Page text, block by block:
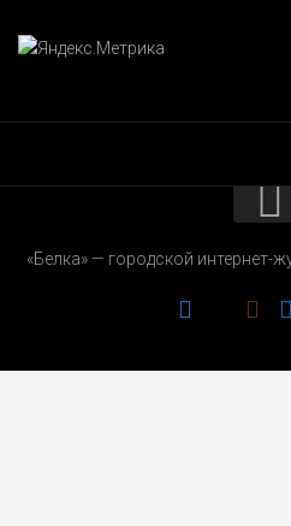
РЕКЛАМОДАТЕЛЯМ
«Белка» — городской интернет-